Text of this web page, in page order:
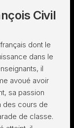
Civil
dont le
dans le
il
avoué avoir
sa passion
des cours de
de classe.